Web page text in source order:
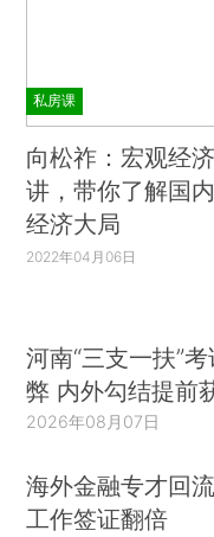
私房课
向松祚：宏观经
讲，带你了解国
经济大局
2022年04月06日
河南“三支一扶”
弊 内外勾结提前
2026年08月07日
海外金融专才回
工作签证翻倍